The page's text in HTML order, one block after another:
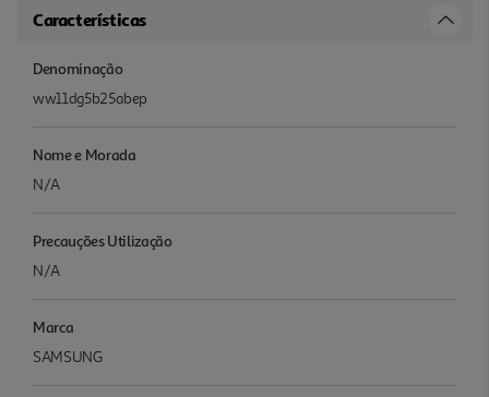
Características
Denominação
ww11dg5b25abep
Nome e Morada
N/A
Precauções Utilização
N/A
Marca
SAMSUNG